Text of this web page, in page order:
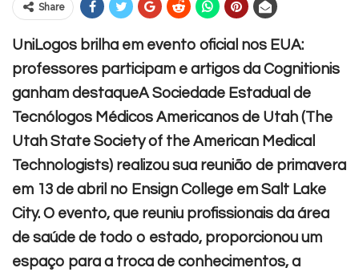
Share
UniLogos brilha em evento oficial nos EUA:
professores participam e artigos da Cognitionis
ganham destaqueA Sociedade Estadual de
Tecnólogos Médicos Americanos de Utah (The
Utah State Society of the American Medical
Technologists) realizou sua reunião de primavera
em 13 de abril no Ensign College em Salt Lake
City. O evento, que reuniu profissionais da área
de saúde de todo o estado, proporcionou um
espaço para a troca de conhecimentos, a